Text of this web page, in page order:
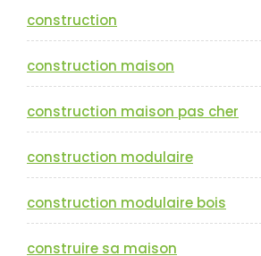
construction
construction maison
construction maison pas cher
construction modulaire
construction modulaire bois
construire sa maison